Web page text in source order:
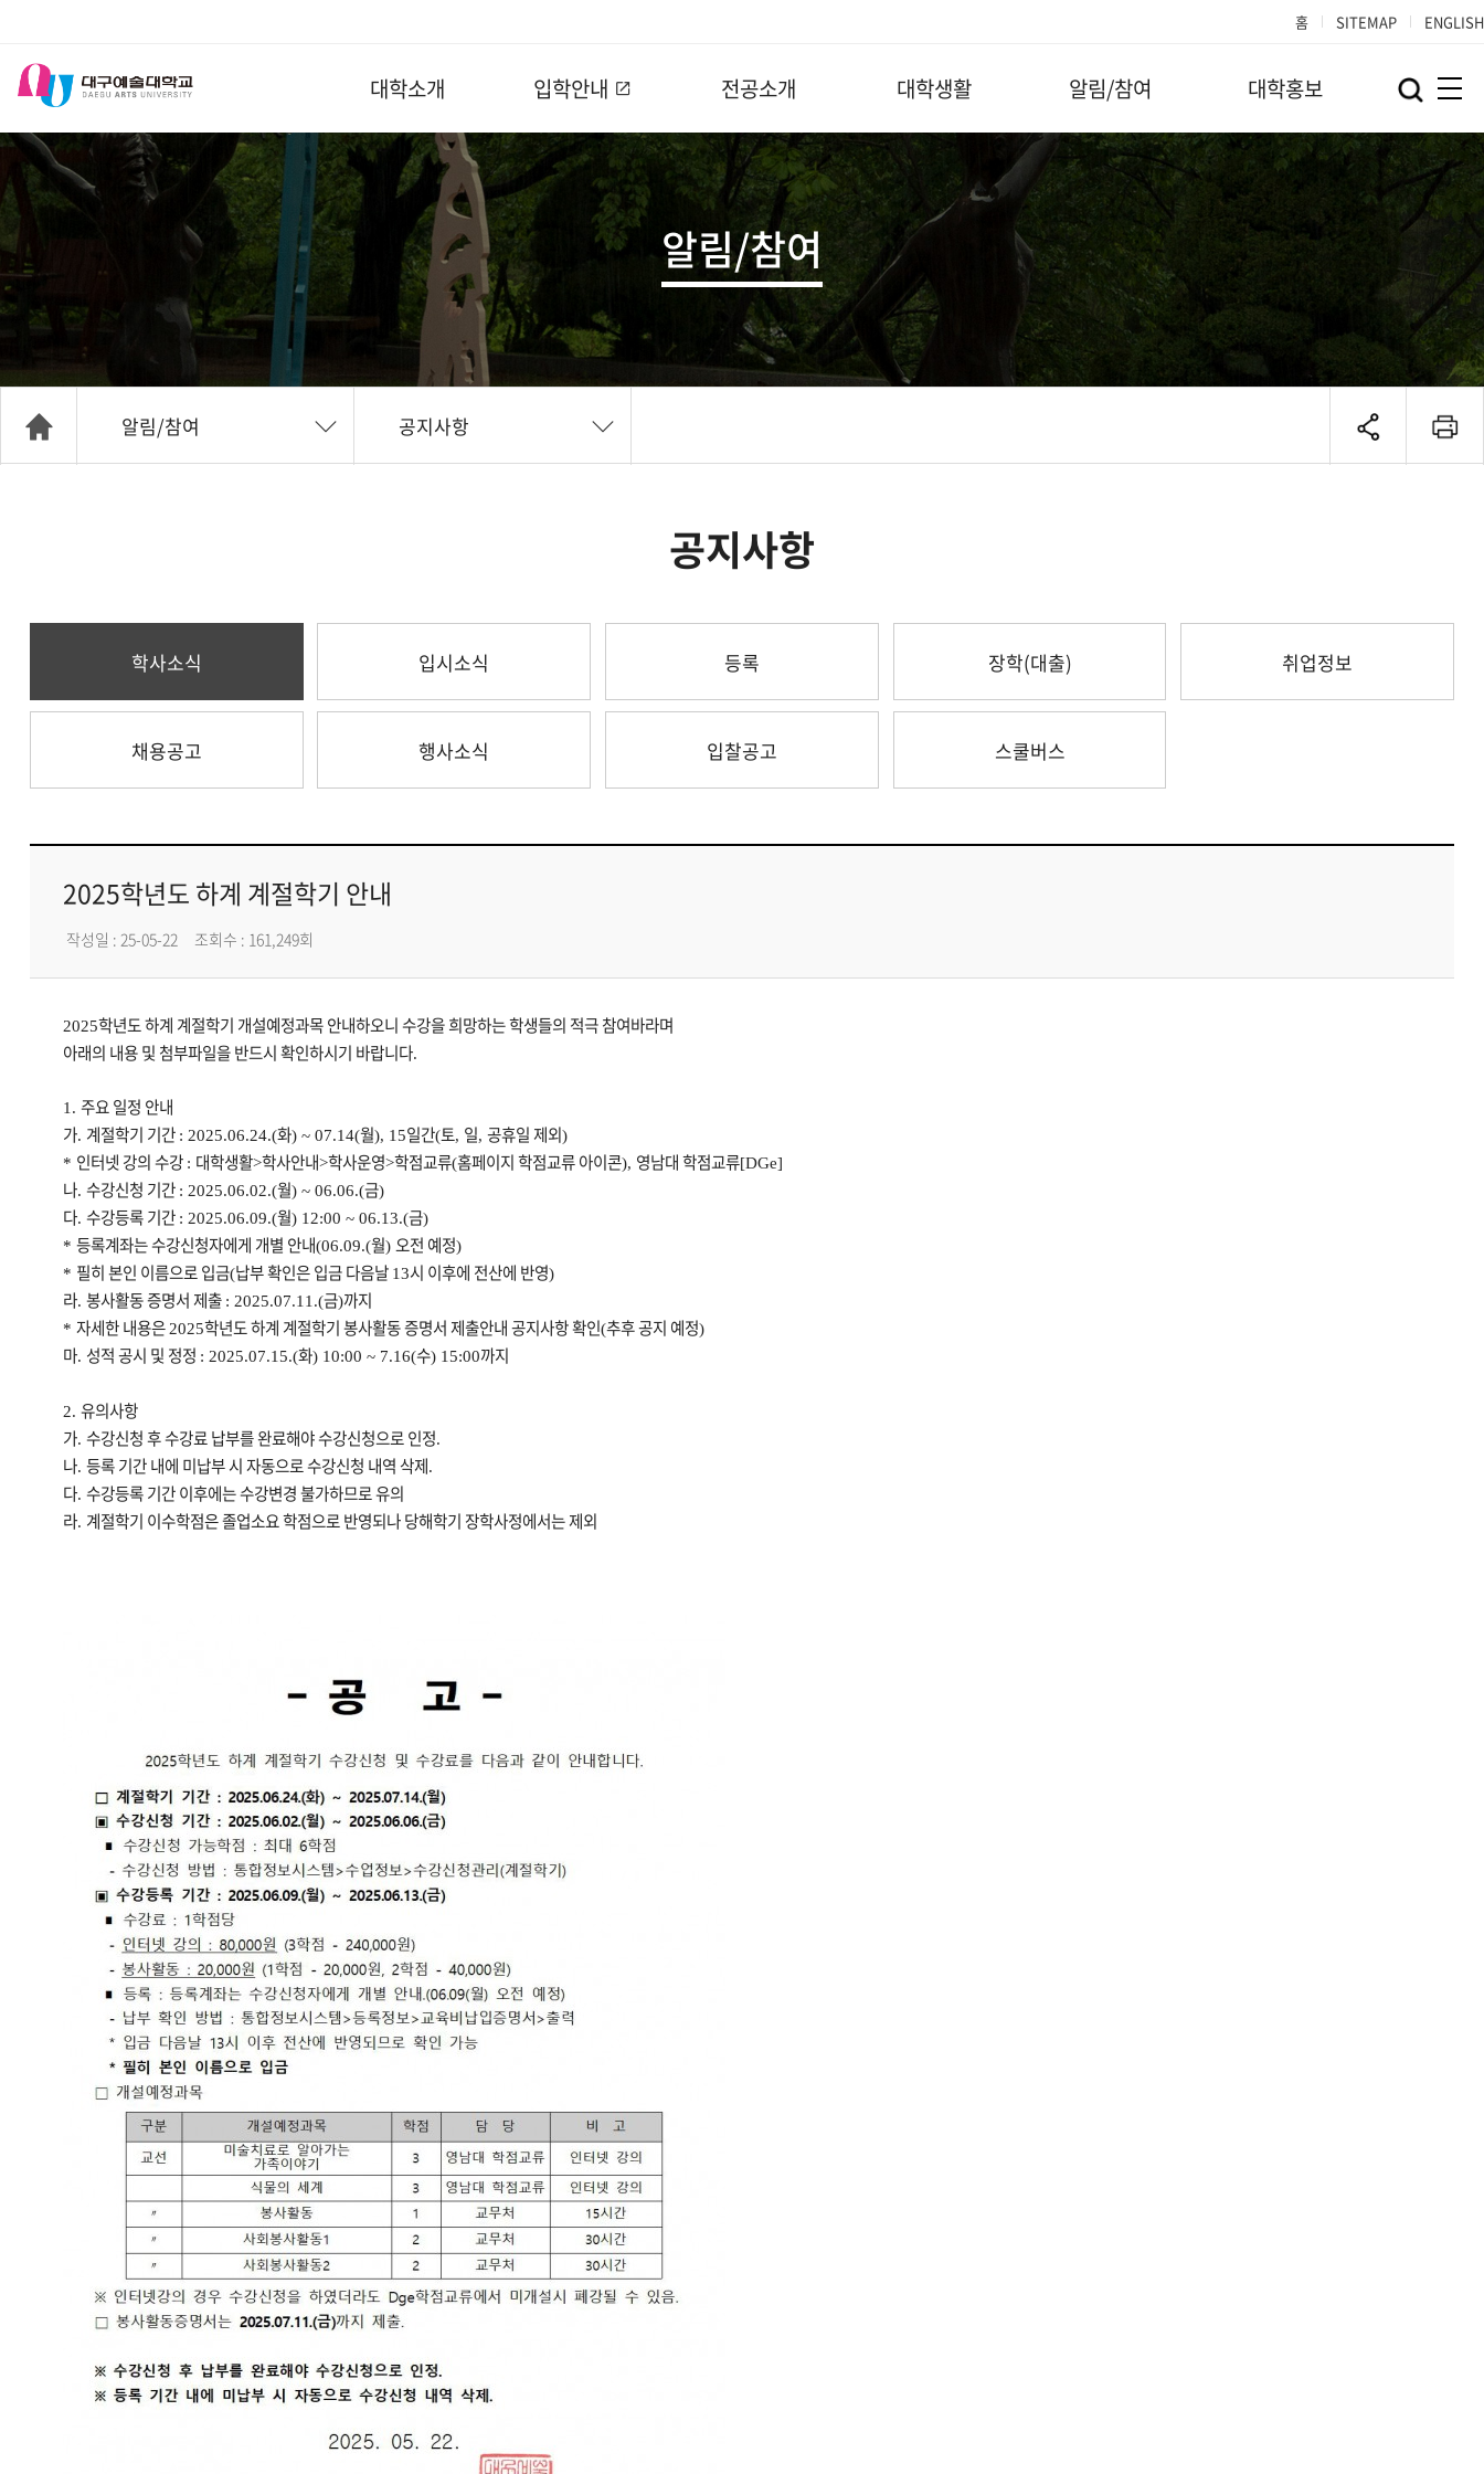
홈 SITEMAP ENGLISH
대학소개 입학안내 전공소개 대학생활 알림/참여 대학홍보
알림/참여
알림/참여 공지사항
공지사항
학사소식 입시소식 등록 장학(대출) 취업정보
채용공고 행사소식 입찰공고 스쿨버스
2025학년도 하계 계절학기 안내
작성일 : 25-05-22 조회수 : 161,249회
2025학년도 하계 계절학기 개설예정과목 안내하오니 수강을 희망하는 학생들의 적극 참여바라며
아래의 내용 및 첨부파일을 반드시 확인하시기 바랍니다.
1. 주요 일정 안내
가. 계절학기 기간 : 2025.06.24.(화) ~ 07.14(월), 15일간(토, 일, 공휴일 제외)
* 인터넷 강의 수강 : 대학생활>학사안내>학사운영>학점교류(홈페이지 학점교류 아이콘), 영남대 학점교류[DGe]
나. 수강신청 기간 : 2025.06.02.(월) ~ 06.06.(금)
다. 수강등록 기간 : 2025.06.09.(월) 12:00 ~ 06.13.(금)
* 등록계좌는 수강신청자에게 개별 안내(06.09.(월) 오전 예정)
* 필히 본인 이름으로 입금(납부 확인은 입금 다음날 13시 이후에 전산에 반영)
라. 봉사활동 증명서 제출 : 2025.07.11.(금)까지
* 자세한 내용은 2025학년도 하계 계절학기 봉사활동 증명서 제출안내 공지사항 확인(추후 공지 예정)
마. 성적 공시 및 정정 : 2025.07.15.(화) 10:00 ~ 7.16(수) 15:00까지
2. 유의사항
가. 수강신청 후 수강료 납부를 완료해야 수강신청으로 인정.
나. 등록 기간 내에 미납부 시 자동으로 수강신청 내역 삭제.
다. 수강등록 기간 이후에는 수강변경 불가하므로 유의
라. 계절학기 이수학점은 졸업소요 학점으로 반영되나 당해학기 장학사정에서는 제외